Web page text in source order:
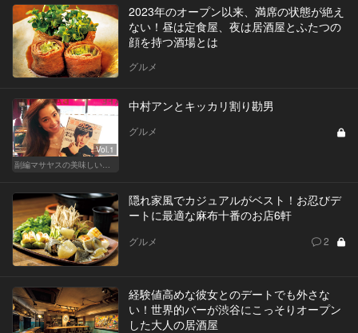
2023年のオープン以来、満席の状態が絶え
ない！昼は定食屋、夜は居酒屋とふたつの
顔を持つ酒場とは
グルメ
Vol.1
中村アンとキッカリ割り勘男
グルメ
隠れ家風でカジュアルがベスト！お忍びデ
ートに最適な麻布十番のお店6軒
グルメ 2
経験値高めな彼女とのデートでも外さな
い！世界的バーが渋谷にこっそりオープン
した大人の居酒屋